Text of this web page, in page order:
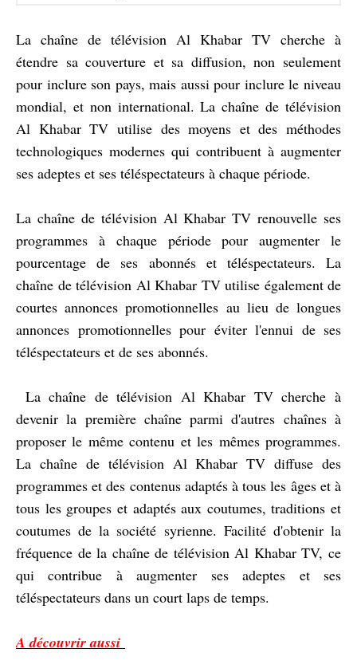
La chaîne de télévision Al Khabar TV cherche à
étendre sa couverture et sa diffusion, non seulement
pour inclure son pays, mais aussi pour inclure le niveau
mondial, et non international. La chaîne de télévision
Al Khabar TV utilise des moyens et des méthodes
technologiques modernes qui contribuent à augmenter
ses adeptes et ses téléspectateurs à chaque période.
La chaîne de télévision Al Khabar TV renouvelle ses
programmes à chaque période pour augmenter le
pourcentage de ses abonnés et téléspectateurs. La
chaîne de télévision Al Khabar TV utilise également de
courtes annonces promotionnelles au lieu de longues
annonces promotionnelles pour éviter l'ennui de ses
téléspectateurs et de ses abonnés.
La chaîne de télévision Al Khabar TV cherche à
devenir la première chaîne parmi d'autres chaînes à
proposer le même contenu et les mêmes programmes.
La chaîne de télévision Al Khabar TV diffuse des
programmes et des contenus adaptés à tous les âges et à
tous les groupes et adaptés aux coutumes, traditions et
coutumes de la société syrienne. Facilité d'obtenir la
fréquence de la chaîne de télévision Al Khabar TV, ce
qui contribue à augmenter ses adeptes et ses
téléspectateurs dans un court laps de temps.
A découvrir aussi